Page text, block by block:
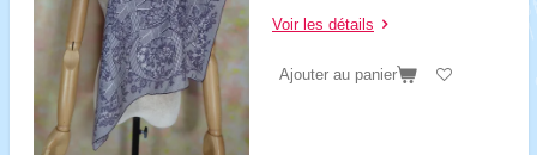
Voir les détails
Ajouter au panier